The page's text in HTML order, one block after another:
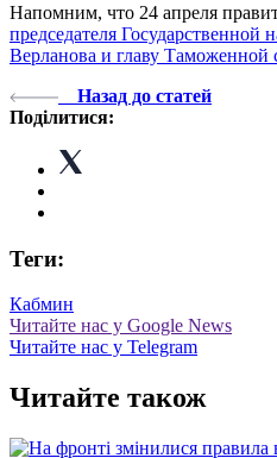
Напомним, что 24 апреля
председателя Государственной
Верланова и главу
Назад до статей
Поділитися:
Теги:
Кабмин
Читайте нас у Google News
Читайте нас у Telegram
Читайте також